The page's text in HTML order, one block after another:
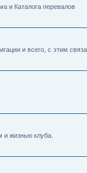
и Каталога перевалов
и всего, с этим
и жизнью клуба.